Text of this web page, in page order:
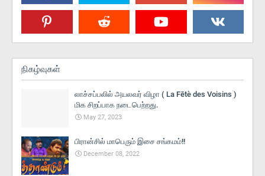
நிகழ்வுகள்
லாச்சப்பலில் அயலவர் விழா ( La Fētè des Voisins )
மிக சிறப்பாக நடைபெற்றது.
May 27, 2023
பிரான்சில் மாபெரும் இசை சங்கமம்!!
December 08, 2022